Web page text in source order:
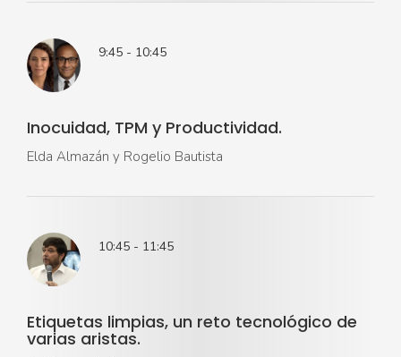
9:45 - 10:45
Inocuidad, TPM y Productividad.
Elda Almazán y Rogelio Bautista
10:45 - 11:45
Etiquetas limpias, un reto tecnológico de
varias aristas.